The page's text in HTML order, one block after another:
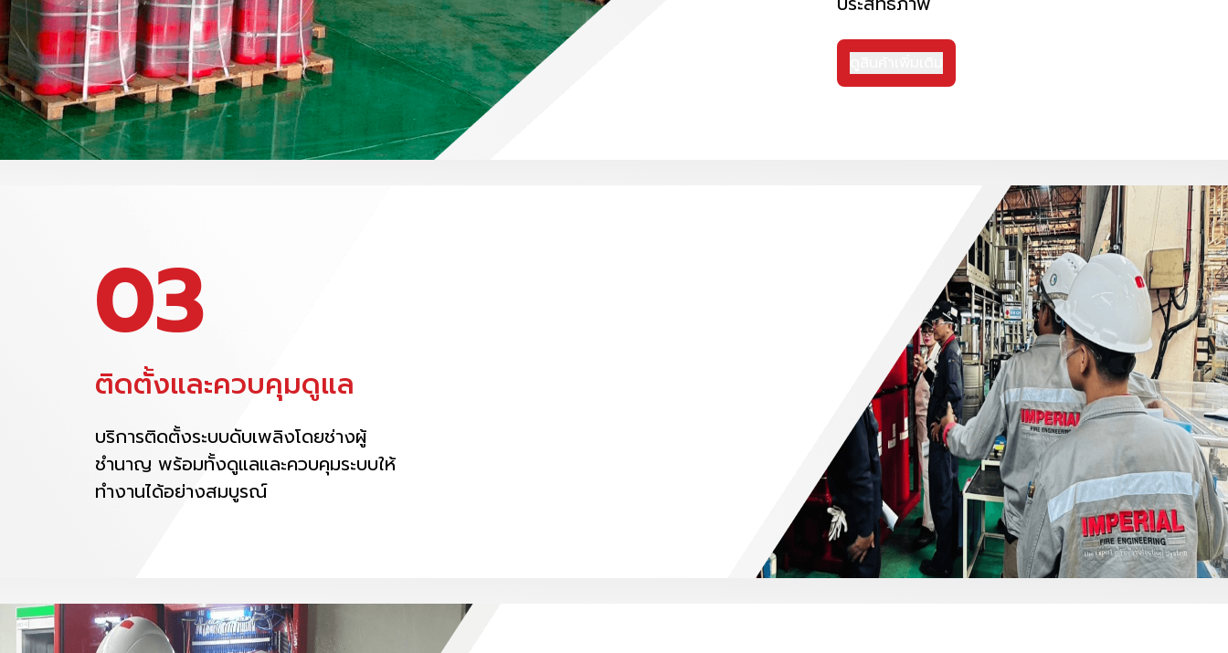
03
ติดตั้งและควบคุมดูแล
บริการติดตั้งระบบดับเพลิงโดยช่างผู้
ชำนาญ พร้อมทั้งดูแลและควบคุมระบบให้
ทำงานได้อย่างสมบูรณ์